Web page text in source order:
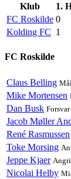
Klub 1.
FC Roskilde 0
Kolding FC 1
FC Roskilde
Claus Belling
Mike Mortensen
Dan Busk Forsvar
Jacob Møller
René Rasmussen
Toke Morsing
Jeppe Kjaer
Nicolai Helby